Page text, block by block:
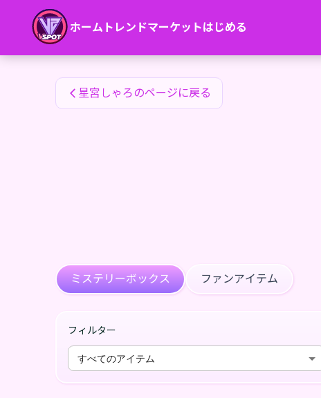
ホーム トレンドマーケットはじめる
星宮しゃろのファンアイテム
星宮しゃろのページに戻る
ミステリーボックス ファンアイテム
フィルター
すべてのアイテム
星宮しゃろのファンアイテム — 24karat